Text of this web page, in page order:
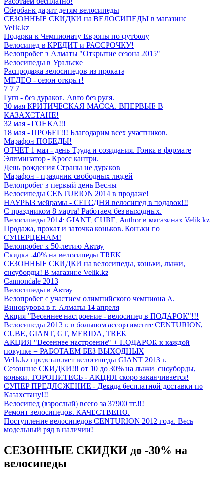
Сбербанк дарит детям велосипеды
СЕЗОННЫЕ СКИДКИ на ВЕЛОСИПЕДЫ в магазине
Velik.kz
Подарки к Чемпионату Европы по футболу
Велосипед в КРЕДИТ и РАССРОЧКУ!
Велопробег в Алматы "Открытие сезона 2015"
Велосипеды в Уральске
Распродажа велосипедов из проката
МЕДЕО - сезон открыт!
7 7 7
Гугл - без дураков. Авто без руля.
30 мая КРИТИЧЕСКАЯ МАССА. ВПЕРВЫЕ В
КАЗАХСТАНЕ!
32 мая - ГОНКА!!!
18 мая - ПРОБЕГ!!! Благодарим всех участников.
Марафон ПОБЕДЫ!
ОТЧЕТ 1 мая - день Труда и созидания. Гонка в формате
Элиминатор - Кросс кантри.
День рождения Страны не дураков
Марафон - праздник свободных людей
Велопробег в первый день Весны
Велосипеды CENTURION 2014 в продаже!
НАУРЫЗ мейрамы - СЕГОДНЯ велосипед в подарок!!!
С праздником 8 марта! Работаем без выходных.
Велосипеды 2014: GIANT, CUBE, Author в магазинах Velik.kz
Продажа, прокат и заточка коньков. Коньки по
СУПЕРЦЕНАМ!
Велопробег к 50-летию Актау
Скидка -40% на велосипеды TREK
СЕЗОННЫЕ СКИДКИ на велосипеды, коньки, лыжи,
сноуборды! В магазине Velik.kz
Cannondale 2013
Велосипеды в Актау
Велопробег с участием олимпийского чемпиона А.
Винокурова в г. Алматы 14 апреля
Акция "Весеннее настроение - велосипед в ПОДАРОК"!!!
Велосипеды 2013 г. в большом ассортименте CENTURION,
CUBE, GIANT, GT, MERIDA, TREK
АКЦИЯ "Весеннее настроение" + ПОДАРОК к каждой
покупке = РАБОТАЕМ БЕЗ ВЫХОДНЫХ
Velik.kz представляет велосипеды GIANT 2013 г.
Сезонные СКИДКИ!!! от 10 до 30% на лыжи, сноуборды,
коньки. ТОРОПИТЕСЬ - АКЦИЯ скоро заканчивается!
СУПЕР ПРЕДЛОЖЕНИЕ - Декада бесплатной доставки по
Казахстану!!!
Велосипед (взрослый) всего за 37900 тг.!!!
Ремонт велосипедов. КАЧЕСТВЕНО.
Поступление велосипедов CENTURION 2012 года. Весь
модельный ряд в наличии!
СЕЗОННЫЕ СКИДКИ до -30% на
велосипеды